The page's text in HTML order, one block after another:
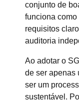
conjunto de
funciona
requisitos
auditoria
Ao adotar o
de ser apenas
ser um
sustentável.